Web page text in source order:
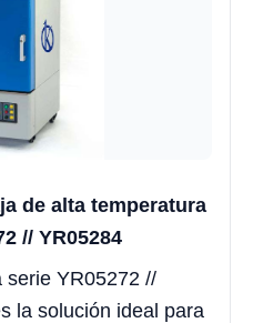
de alta temperatura
// YR05284
serie YR05272 //
la solución ideal para